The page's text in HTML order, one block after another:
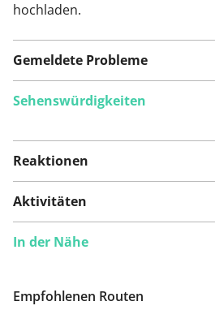
hochladen.
Gemeldete Probleme
Auf Karte anzeigen
Ist Ihnen auf dieser Route etwas
Sehenswürdigkeiten
Reaktionen
Aktivitäten
In der Nähe
Empfohlenen Routen